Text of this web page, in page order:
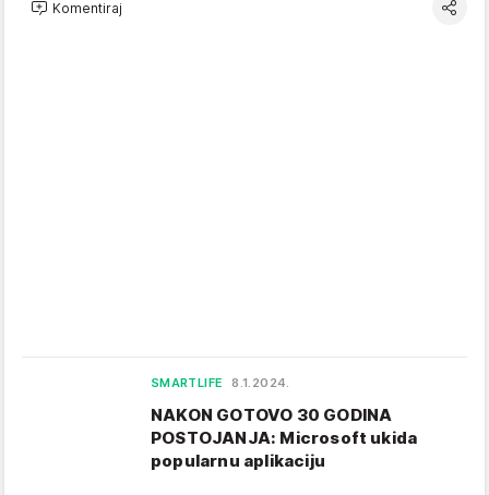
Komentiraj
SMARTLIFE 8.1.2024.
NAKON GOTOVO 30 GODINA
POSTOJANJA: Microsoft ukida
popularnu aplikaciju